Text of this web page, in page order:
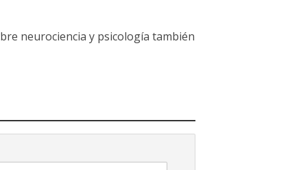
neurociencia y psicología también